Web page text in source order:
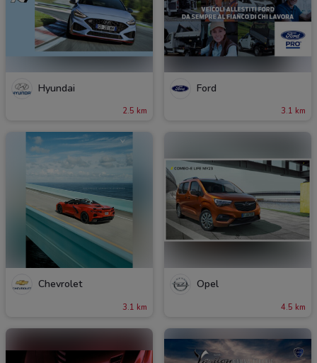
Hyundai
2.5 km
Ford
3.1 km
Chevrolet
3.1 km
Opel
4.5 km